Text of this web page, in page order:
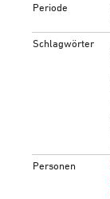
Periode
Schlagwörter
Personen